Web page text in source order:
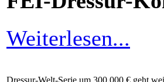
Weiterlesen...